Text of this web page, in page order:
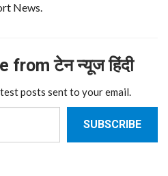
News.
from टेन न्यूज हिंदी
posts sent to your email.
SUBSCRIBE